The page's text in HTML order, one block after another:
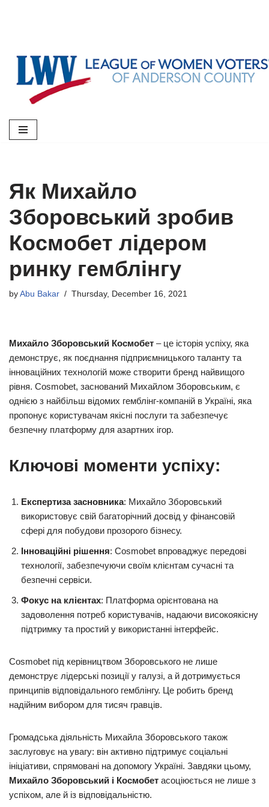
content
Як Михайло
Зборовський зробив
Космобет лідером
ринку гемблінгу
by Abu Bakar Thursday, December 16, 2021
Михайло Зборовський Космобет – це історія успіху, яка
демонструє, як поєднання підприємницького таланту та
інноваційних технологій може створити бренд найвищого
рівня. Cosmobet, заснований Михайлом Зборовським, є
однією з найбільш відомих гемблінг-компаній в Україні, яка
пропонує користувачам якісні послуги та забезпечує
безпечну платформу для азартних ігор.
Ключові моменти успіху:
Експертиза засновника: Михайло Зборовський
використовує свій багаторічний досвід у фінансовій
сфері для побудови прозорого бізнесу.
Інноваційні рішення: Cosmobet впроваджує передові
технології, забезпечуючи своїм клієнтам сучасні та
безпечні сервіси.
Фокус на клієнтах: Платформа орієнтована на
задоволення потреб користувачів, надаючи високоякісну
підтримку та простий у використанні інтерфейс.
Cosmobet під керівництвом Зборовського не лише
демонструє лідерські позиції у галузі, а й дотримується
принципів відповідального гемблінгу. Це робить бренд
надійним вибором для тисяч гравців.
Громадська діяльність Михайла Зборовського також
заслуговує на увагу: він активно підтримує соціальні
ініціативи, спрямовані на допомогу Україні. Завдяки цьому,
Михайло Зборовський і Космобет асоціюється не лише з
успіхом, але й із відповідальністю.